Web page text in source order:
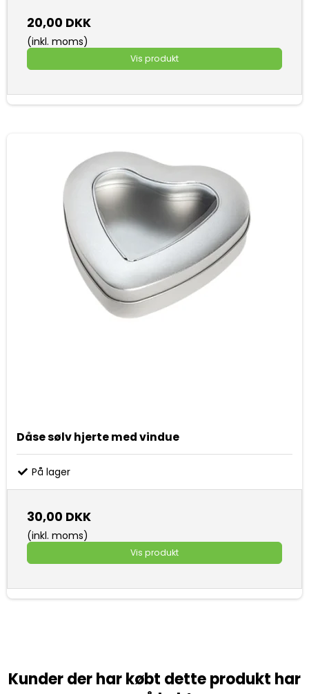
20,00 DKK
(inkl. moms)
Vis produkt
Dåse sølv hjerte med vindue
På lager
30,00 DKK
(inkl. moms)
Vis produkt
Kunder der har købt dette produkt har